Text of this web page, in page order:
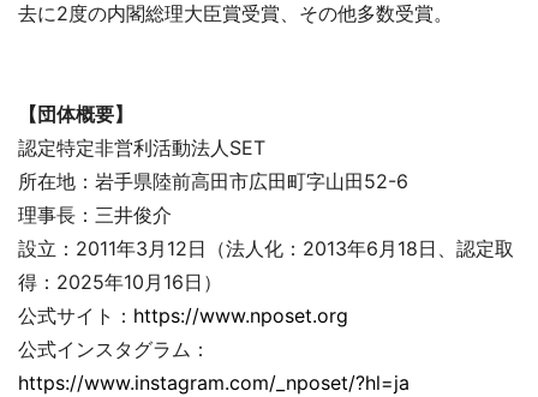
去に2度の内閣総理大臣賞受賞、その他多数受賞。
【団体概要】
認定特定非営利活動法人SET
所在地：岩手県陸前高田市広田町字山田52-6
理事長：三井俊介
設立：2011年3月12日（法人化：2013年6月18日、認定取
得：2025年10月16日）
公式サイト： https://www.nposet.org
公式インスタグラム：
https://www.instagram.com/_nposet/?hl=ja